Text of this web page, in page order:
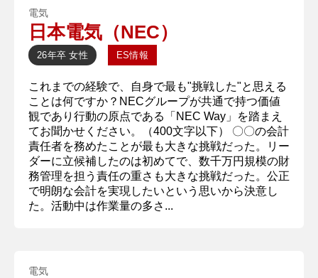
電気
日本電気（NEC）
26年卒 女性 ES情報
これまでの経験で、自身で最も"挑戦した"と思える
ことは何ですか？NECグループが共通で持つ価値
観であり行動の原点である「NEC Way」を踏まえ
てお聞かせください。（400文字以下） 〇〇の会計
責任者を務めたことが最も大きな挑戦だった。リー
ダーに立候補したのは初めてで、数千万円規模の財
務管理を担う責任の重さも大きな挑戦だった。公正
で明朗な会計を実現したいという思いから決意し
た。活動中は作業量の多さ...
電気